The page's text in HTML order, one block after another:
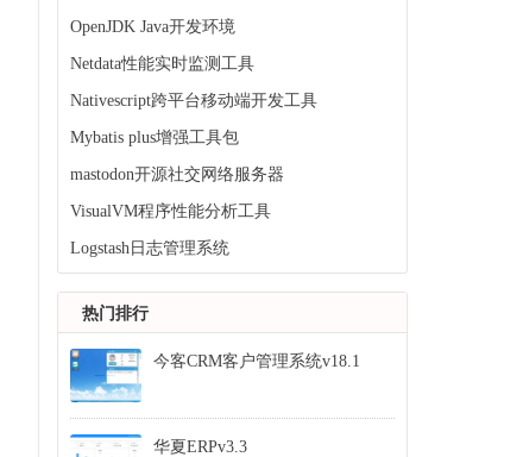
OpenJDK Java开发环境
Netdata性能实时监测工具
Nativescript跨平台移动端开发工具
Mybatis plus增强工具包
mastodon开源社交网络服务器
VisualVM程序性能分析工具
Logstash日志管理系统
热门排行
今客CRM客户管理系统v18.1
华夏ERPv3.3